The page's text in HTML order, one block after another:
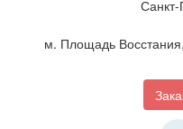
Санкт-
м. Площадь